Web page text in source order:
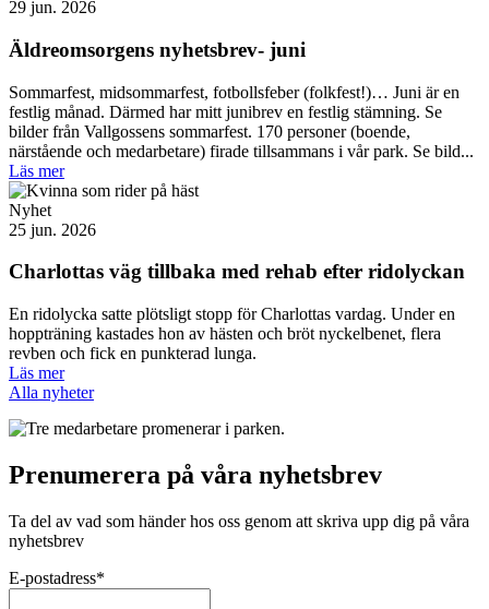
29 jun. 2026
Äldreomsorgens nyhetsbrev- juni
Sommarfest, midsommarfest, fotbollsfeber (folkfest!)… Juni är en
festlig månad. Därmed har mitt junibrev en festlig stämning. Se
bilder från Vallgossens sommarfest. 170 personer (boende,
närstående och medarbetare) firade tillsammans i vår park. Se bild...
Läs mer
Nyhet
25 jun. 2026
Charlottas väg tillbaka med rehab efter ridolyckan
En ridolycka satte plötsligt stopp för Charlottas vardag. Under en
hoppträning kastades hon av hästen och bröt nyckelbenet, flera
revben och fick en punkterad lunga.
Läs mer
Alla nyheter
Prenumerera på våra nyhetsbrev
Ta del av vad som händer hos oss genom att skriva upp dig på våra
nyhetsbrev
E-postadress*